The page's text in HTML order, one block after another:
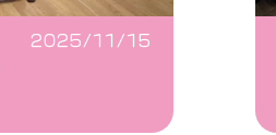
2025/11/15